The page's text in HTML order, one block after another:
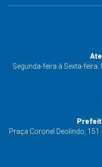
Segunda-feira à Sexta-
Praça Coronel Deolindo,